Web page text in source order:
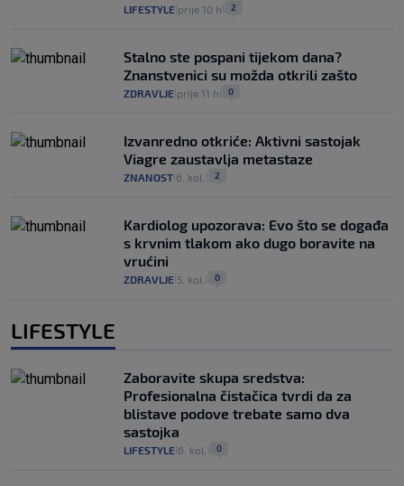
LIFESTYLE prije 10 h 2
Stalno ste pospani tijekom dana?
Znanstvenici su možda otkrili zašto
ZDRAVLJE prije 11 h 0
Izvanredno otkriće: Aktivni sastojak
Viagre zaustavlja metastaze
ZNANOST 6. kol. 2
Kardiolog upozorava: Evo što se događa
s krvnim tlakom ako dugo boravite na
vrućini
ZDRAVLJE 5. kol. 0
LIFESTYLE
Zaboravite skupa sredstva:
Profesionalna čistačica tvrdi da za
blistave podove trebate samo dva
sastojka
LIFESTYLE 6. kol. 0